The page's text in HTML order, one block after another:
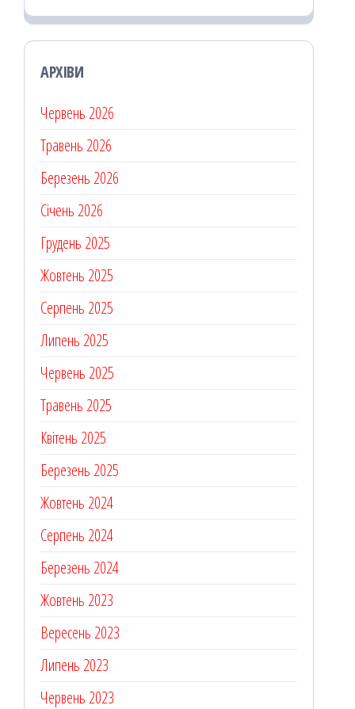
АРХІВИ
Червень 2026
Травень 2026
Березень 2026
Січень 2026
Грудень 2025
Жовтень 2025
Серпень 2025
Липень 2025
Червень 2025
Травень 2025
Квітень 2025
Березень 2025
Жовтень 2024
Серпень 2024
Березень 2024
Жовтень 2023
Вересень 2023
Липень 2023
Червень 2023